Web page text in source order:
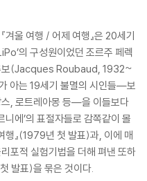
겨울 여행 / 어제 여행』은 20세기
의 구성원이었던 조르주 페렉
보(Jacques Roubaud, 1932~
아는 19세기 불멸의 시인들―보
, 로트레아몽 등―을 이들보다
니에’의 표절자들로 감쪽같이 몰
행』(1979년 첫 발표)과, 이에 매
포적 실험기법을 더해 펴낸 또하
발표)을 묶은 것이다.